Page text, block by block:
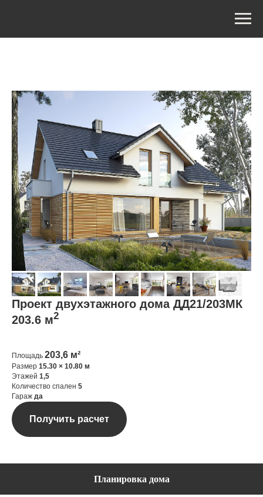
Проект двухэтажного дома ДД21/203МК
203.6 м2
Площадь 203,6 м²
Размер 15.30 × 10.80 м
Этажей 1,5
Количество спален 5
Гараж да
Получить расчет
Планировка дома